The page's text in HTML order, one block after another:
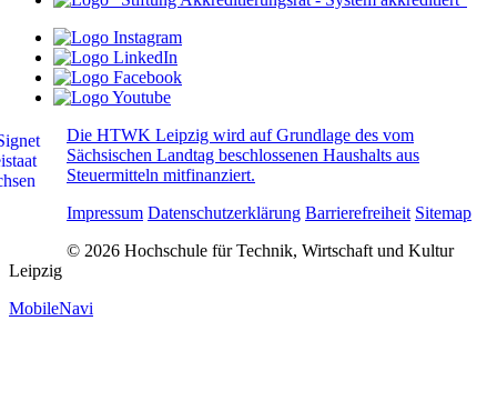
Die HTWK Leipzig wird auf Grundlage des vom
Sächsischen Landtag beschlossenen Haushalts aus
Steuermitteln mitfinanziert.
Impressum Datenschutzerklärung Barrierefreiheit Sitemap
© 2026 Hochschule für Technik, Wirtschaft und Kultur
Leipzig
MobileNavi